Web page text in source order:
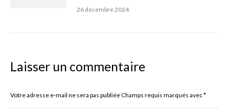
26 décembre 2024
Laisser un commentaire
Votre adresse e-mail ne sera pas publiée Champs requis marqués avec*